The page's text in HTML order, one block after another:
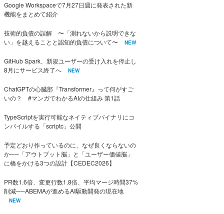
Google Workspaceで7月27日週に発表された新
機能をまとめて紹介
技術的負債の誤解 〜「測れないから説明できな
い」を越えることと認知的負債について〜
NEW
GitHub Spark、新規ユーザーの受け入れを停止し
8月にサービス終了へ
NEW
ChatGPTの心臓部『Transformer』って何がすご
いの？ #マンガでわかるAIの仕組み 第1話
TypeScriptを実行可能なネイティブバイナリにコ
ンパイルする「scriptc」公開
予定どおり作っているのに、なぜ良くならないの
か──「アウトプット脳」と「ユーザー価値脳」
に橋をかける3つの設計【CEDEC2026】
PR数1.6倍、変更行数1.8倍、平均マージ時間37%
削減──ABEMAが進めるAI駆動開発の現在地
NEW